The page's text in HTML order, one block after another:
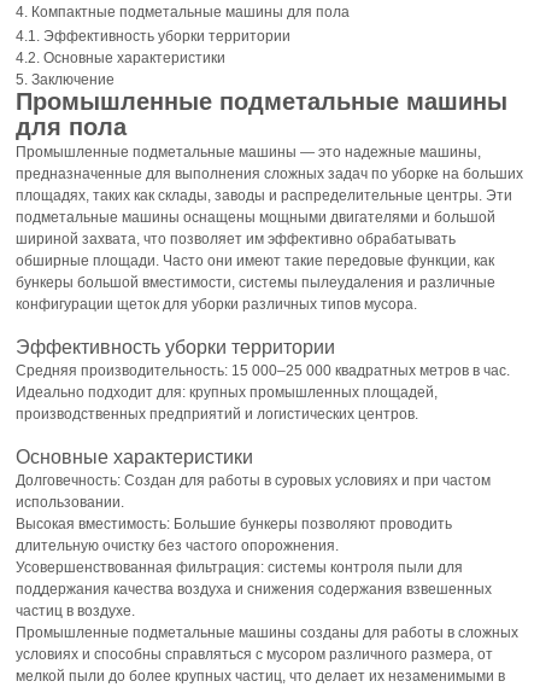
Компактные подметальные машины для пола
Эффективность уборки территории
Основные характеристики
Заключение
Промышленные подметальные машины
для пола
Промышленные подметальные машины — это надежные машины,
предназначенные для выполнения сложных задач по уборке на больших
площадях, таких как склады, заводы и распределительные центры. Эти
подметальные машины оснащены мощными двигателями и большой
шириной захвата, что позволяет им эффективно обрабатывать
обширные площади. Часто они имеют такие передовые функции, как
бункеры большой вместимости, системы пылеудаления и различные
конфигурации щеток для уборки различных типов мусора.
Эффективность уборки территории
Средняя производительность: 15 000–25 000 квадратных метров в час.
Идеально подходит для: крупных промышленных площадей,
производственных предприятий и логистических центров.
Основные характеристики
Долговечность: Создан для работы в суровых условиях и при частом
использовании.
Высокая вместимость: Большие бункеры позволяют проводить
длительную очистку без частого опорожнения.
Усовершенствованная фильтрация: системы контроля пыли для
поддержания качества воздуха и снижения содержания взвешенных
частиц в воздухе.
Промышленные подметальные машины созданы для работы в сложных
условиях и способны справляться с мусором различного размера, от
мелкой пыли до более крупных частиц, что делает их незаменимыми в